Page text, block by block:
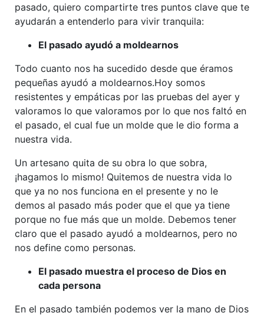
pasado, quiero compartirte tres puntos clave que te
ayudarán a entenderlo para vivir tranquila:
El pasado ayudó a moldearnos
Todo cuanto nos ha sucedido desde que éramos
pequeñas ayudó a moldearnos.Hoy somos
resistentes y empáticas por las pruebas del ayer y
valoramos lo que valoramos por lo que nos faltó en
el pasado, el cual fue un molde que le dio forma a
nuestra vida.
Un artesano quita de su obra lo que sobra,
¡hagamos lo mismo! Quitemos de nuestra vida lo
que ya no nos funciona en el presente y no le
demos al pasado más poder que el que ya tiene
porque no fue más que un molde. Debemos tener
claro que el pasado ayudó a moldearnos, pero no
nos define como personas.
El pasado muestra el proceso de Dios en
cada persona
En el pasado también podemos ver la mano de Dios